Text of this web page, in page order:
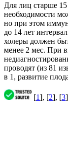
Для лиц старше
необходимости
но при этом
до 14 лет
холеры должен
менее 2 мес. При
проводят (из 81
в 1, развитие
[1], [2], [3